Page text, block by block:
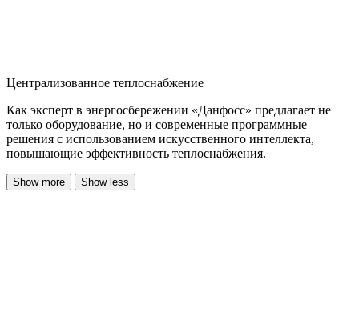
Централизованное теплоснабжение
Как эксперт в энергосбережении «Данфосс» предлагает не
только оборудование, но и современные программные
решения с использованием искусственного интеллекта,
повышающие эффективность теплоснабжения.
Show more Show less